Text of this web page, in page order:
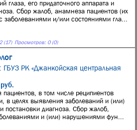
глаза, его придаточного аппарата и
Сбор жалоб, анамнеза пациентов (их
заболеваниями и/или состояниями гла...
(17) Просмотров: 0 (0)
ГБУЗ РК «Джанкойская центральная
в том числе реципиентов
в целях выявления заболеваний и (или)
диагноза. Сбор жалоб,
и (или) нарушениями фун...